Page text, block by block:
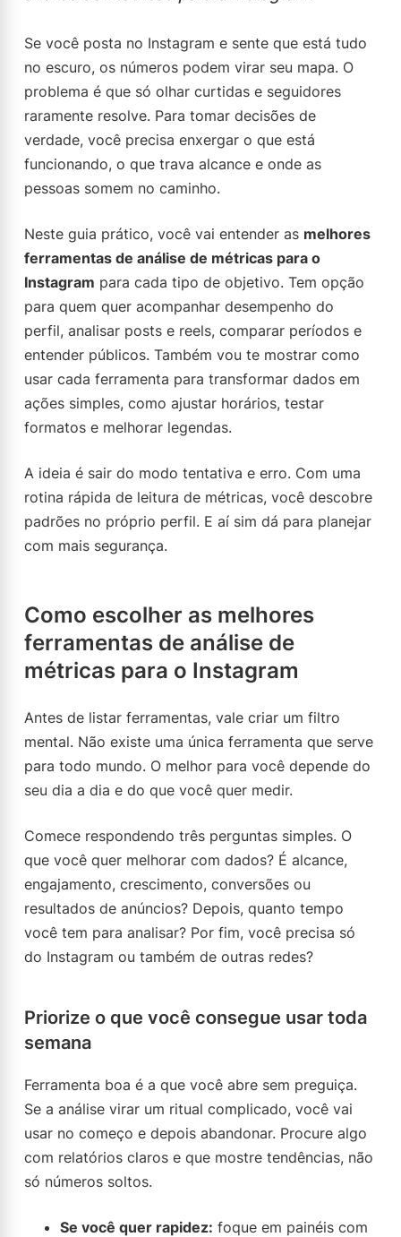
Se você posta no Instagram e sente que está tudo
no escuro, os números podem virar seu mapa. O
problema é que só olhar curtidas e seguidores
raramente resolve. Para tomar decisões de
verdade, você precisa enxergar o que está
funcionando, o que trava alcance e onde as
pessoas somem no caminho.
Neste guia prático, você vai entender as melhores
ferramentas de análise de métricas para o
Instagram para cada tipo de objetivo. Tem opção
para quem quer acompanhar desempenho do
perfil, analisar posts e reels, comparar períodos e
entender públicos. Também vou te mostrar como
usar cada ferramenta para transformar dados em
ações simples, como ajustar horários, testar
formatos e melhorar legendas.
A ideia é sair do modo tentativa e erro. Com uma
rotina rápida de leitura de métricas, você descobre
padrões no próprio perfil. E aí sim dá para planejar
com mais segurança.
Como escolher as melhores
ferramentas de análise de
métricas para o Instagram
Antes de listar ferramentas, vale criar um filtro
mental. Não existe uma única ferramenta que serve
para todo mundo. O melhor para você depende do
seu dia a dia e do que você quer medir.
Comece respondendo três perguntas simples. O
que você quer melhorar com dados? É alcance,
engajamento, crescimento, conversões ou
resultados de anúncios? Depois, quanto tempo
você tem para analisar? Por fim, você precisa só
do Instagram ou também de outras redes?
Priorize o que você consegue usar toda
semana
Ferramenta boa é a que você abre sem preguiça.
Se a análise virar um ritual complicado, você vai
usar no começo e depois abandonar. Procure algo
com relatórios claros e que mostre tendências, não
só números soltos.
Se você quer rapidez: foque em painéis com